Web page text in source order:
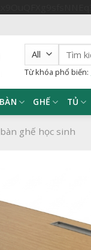
Tìm
kiếm:
Từ khóa phổ biến:
BÀN GHẾ TỦ
ghế học sinh